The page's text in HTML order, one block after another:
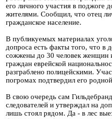
его личного участия в поджоге
жителями. Сообщил, что отец
гражданское население.
В публикуемых материалах
допроса есть факты того, что в
сожжены до 30 человек женщин
граждан еврейской
разграблено полицейскими.
погромах подтвердил его
В свою очередь сам
следователей и утверждал на
лишь стоял рядом. Да - в лес